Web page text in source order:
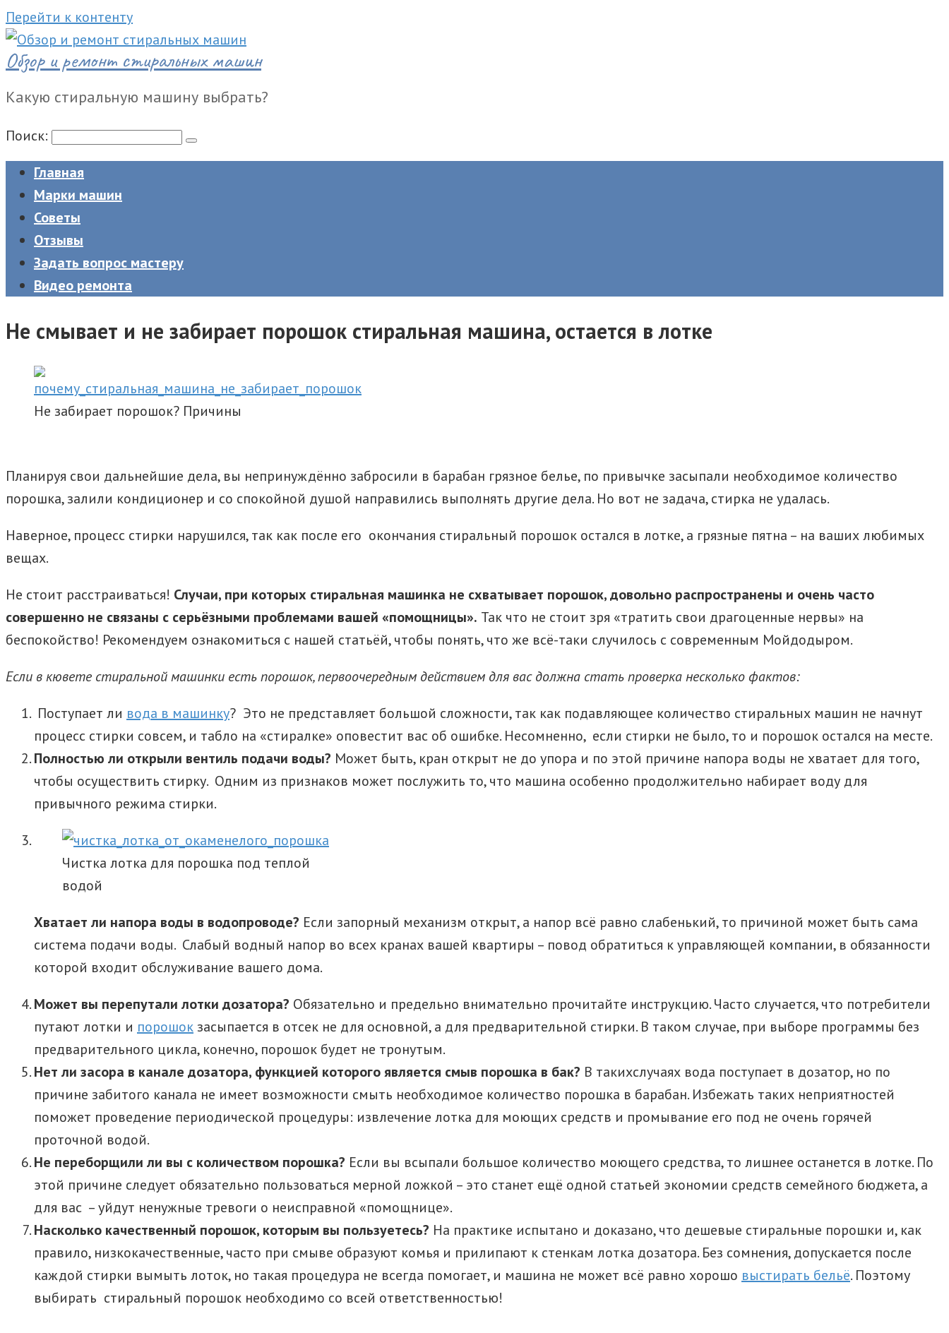
Перейти к контенту
Обзор и ремонт стиральных машин
Какую стиральную машину выбрать?
Поиск:
Главная
Марки машин
Советы
Отзывы
Задать вопрос мастеру
Видео ремонта
Не смывает и не забирает порошок стиральная машина, остается в лотке
Не забирает порошок? Причины
Планируя свои дальнейшие дела, вы непринуждённо забросили в барабан грязное белье, по привычке засыпали необходимое количество
порошка, залили кондиционер и со спокойной душой направились выполнять другие дела. Но вот не задача, стирка не удалась.
Наверное, процесс стирки нарушился, так как после его окончания стиральный порошок остался в лотке, а грязные пятна – на ваших любимых
вещах.
Не стоит расстраиваться! Случаи, при которых стиральная машинка не схватывает порошок, довольно распространены и очень часто
совершенно не связаны с серьёзными проблемами вашей «помощницы». Так что не стоит зря «тратить свои драгоценные нервы» на
беспокойство! Рекомендуем ознакомиться с нашей статьёй, чтобы понять, что же всё-таки случилось с современным Мойдодыром.
Если в кювете стиральной машинки есть порошок, первоочередным действием для вас должна стать проверка несколько фактов:
Поступает ли вода в машинку? Это не представляет большой сложности, так как подавляющее количество стиральных машин не начнут
процесс стирки совсем, и табло на «стиралке» оповестит вас об ошибке. Несомненно, если стирки не было, то и порошок остался на месте.
Полностью ли открыли вентиль подачи воды? Может быть, кран открыт не до упора и по этой причине напора воды не хватает для того,
чтобы осуществить стирку. Одним из признаков может послужить то, что машина особенно продолжительно набирает воду для
привычного режима стирки.
Чистка лотка для порошка под теплой
водой
Хватает ли напора воды в водопроводе? Если запорный механизм открыт, а напор всё равно слабенький, то причиной может быть сама
система подачи воды. Слабый водный напор во всех кранах вашей квартиры – повод обратиться к управляющей компании, в обязанности
которой входит обслуживание вашего дома.
Может вы перепутали лотки дозатора? Обязательно и предельно внимательно прочитайте инструкцию. Часто случается, что потребители
путают лотки и порошок засыпается в отсек не для основной, а для предварительной стирки. В таком случае, при выборе программы без
предварительного цикла, конечно, порошок будет не тронутым.
Нет ли засора в канале дозатора, функцией которого является смыв порошка в бак? В такихслучаях вода поступает в дозатор, но по
причине забитого канала не имеет возможности смыть необходимое количество порошка в барабан. Избежать таких неприятностей
поможет проведение периодической процедуры: извлечение лотка для моющих средств и промывание его под не очень горячей
проточной водой.
Не переборщили ли вы с количеством порошка? Если вы всыпали большое количество моющего средства, то лишнее останется в лотке. По
этой причине следует обязательно пользоваться мерной ложкой – это станет ещё одной статьей экономии средств семейного бюджета, а
для вас – уйдут ненужные тревоги о неисправной «помощнице».
Насколько качественный порошок, которым вы пользуетесь? На практике испытано и доказано, что дешевые стиральные порошки и, как
правило, низкокачественные, часто при смыве образуют комья и прилипают к стенкам лотка дозатора. Без сомнения, допускается после
каждой стирки вымыть лоток, но такая процедура не всегда помогает, и машина не может всё равно хорошо выстирать бельё. Поэтому
выбирать стиральный порошок необходимо со всей ответственностью!